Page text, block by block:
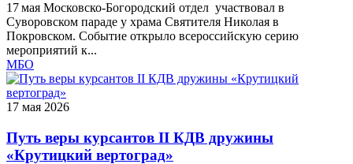
17 мая Московско-Богородский отдел участвовал в
Суворовском параде у храма Святителя Николая в
Покровском. Событие открыло всероссийскую серию
мероприятий к...
МБО
17 мая 2026
Путь веры курсантов II КДВ дружины
«Крутицкий вертоград»